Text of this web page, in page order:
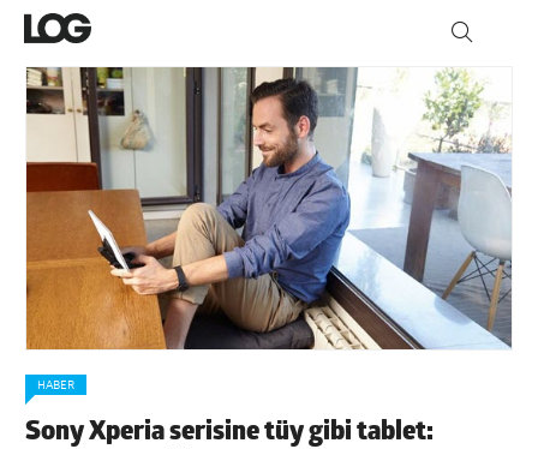
HABER
Sony Xperia serisine tüy gibi tablet: